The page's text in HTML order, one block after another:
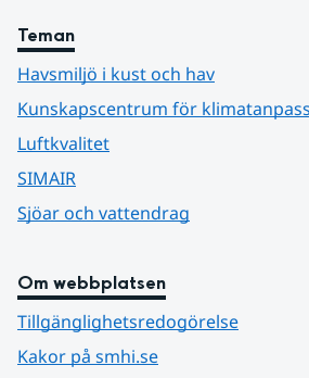
Teman
Havsmiljö i kust och hav
Kunskapscentrum för
Luftkvalitet
SIMAIR
Sjöar och vattendrag
Om webbplatsen
Tillgänglighetsredogörelse
Kakor på smhi.se